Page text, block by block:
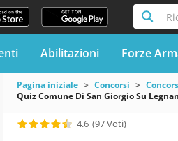
Abilitazioni Forze
Pagina iniziale Concorsi
Quiz Comune Di San Giorgio Su
4.6 (97 Voti)